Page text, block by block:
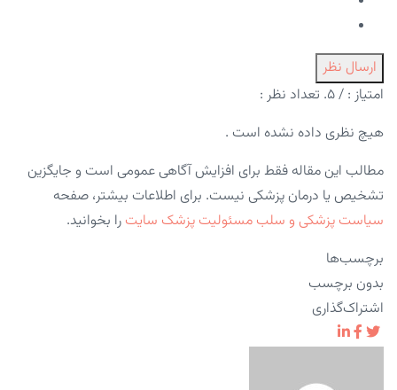
ارسال نظر
امتیاز : / ۵. تعداد نظر :
هیچ نظری داده نشده است .
مطالب این مقاله فقط برای افزایش آگاهی عمومی است و جایگزین
تشخیص یا درمان پزشکی نیست. برای اطلاعات بیشتر، صفحه
سیاست پزشکی و سلب مسئولیت پزشک سایت را بخوانید.
برچسب‌ها
بدون برچسب
اشتراک‌گذاری